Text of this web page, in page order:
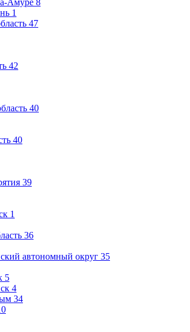
Амуре 8
1
47
42
40
40
39
1
36
автономный округ 35
5
4
34